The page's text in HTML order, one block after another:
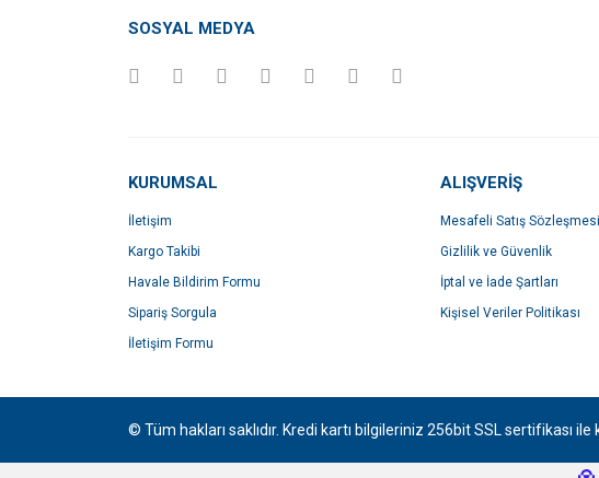
Ürün bilgilerinde hatalar bulunuyor.
SOSYAL MEDYA
KURUMSAL
İletişim
Kargo Takibi
Havale Bildirim Formu
Sipariş Sorgula
İletişim Formu
ALIŞVERİŞ
Mesafeli Satış Sözleşmesi
Gizlilik ve Güvenlik
İptal ve İade Şartları
Kişisel Veriler Politikası
© Tüm hakları saklıdır. Kredi kartı bilgileriniz 256bit SSL sertifikası ile